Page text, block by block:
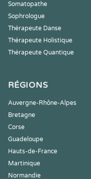
Somatopathe
Sophrologue
Thérapeute Danse
Thérapeute Holistique
Thérapeute Quantique
RÉGIONS
Auvergne-Rhône-Alpes
Bretagne
Corse
Guadeloupe
Hauts-de-France
Martinique
Normandie